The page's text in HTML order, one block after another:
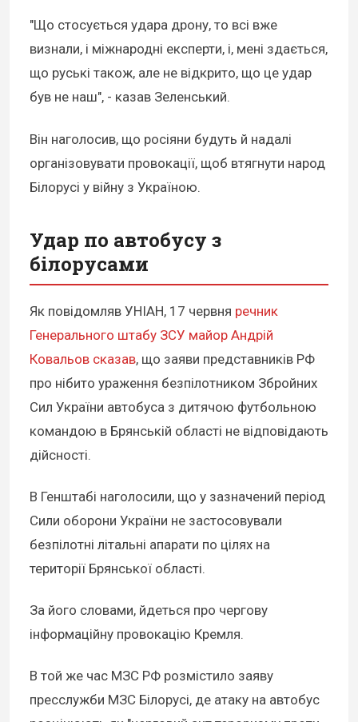
"Що стосується удара дрону, то всі вже
визнали, і міжнародні експерти, і, мені здається,
що руські також, але не відкрито, що це удар
був не наш", - казав Зеленський.
Він наголосив, що росіяни будуть й надалі
організовувати провокації, щоб втягнути народ
Білорусі у війну з Україною.
Удар по автобусу з
білорусами
Як повідомляв УНІАН, 17 червня речник
Генерального штабу ЗСУ майор Андрій
Ковальов сказав, що заяви представників РФ
про нібито ураження безпілотником Збройних
Сил України автобуса з дитячою футбольною
командою в Брянській області не відповідають
дійсності.
В Генштабі наголосили, що у зазначений період
Сили оборони України не застосовували
безпілотні літальні апарати по цілях на
території Брянської області.
За його словами, йдеться про чергову
інформаційну провокацію Кремля.
В той же час МЗС РФ розмістило заяву
пресслужби МЗС Білорусі, де атаку на автобус